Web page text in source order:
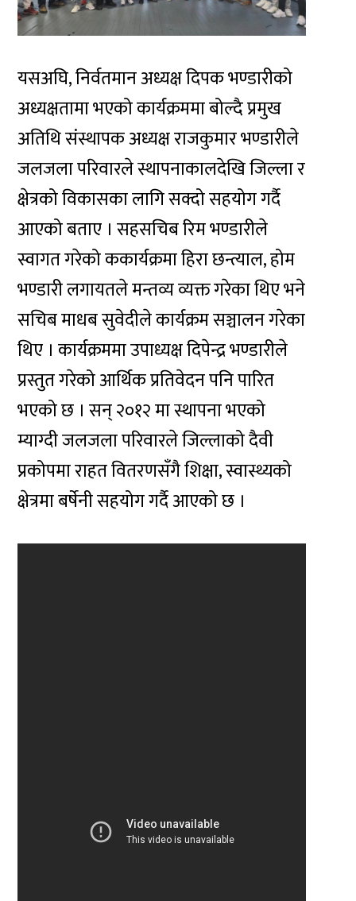
यसअघि, निर्वतमान अध्यक्ष दिपक भण्डारीको
अध्यक्षतामा भएको कार्यक्रममा बोल्दै प्रमुख
अतिथि संस्थापक अध्यक्ष राजकुमार भण्डारीले
जलजला परिवारले स्थापनाकालदेखि जिल्ला र
क्षेत्रको विकासका लागि सक्दो सहयोग गर्दै
आएको बताए । सहसचिब रिम भण्डारीले
स्वागत गरेको ककार्यक्रमा हिरा छन्त्याल, होम
भण्डारी लगायतले मन्तव्य व्यक्त गरेका थिए भने
सचिब माधब सुवेदीले कार्यक्रम सञ्चालन गरेका
थिए । कार्यक्रममा उपाध्यक्ष दिपेन्द्र भण्डारीले
प्रस्तुत गरेको आर्थिक प्रतिवेदन पनि पारित
भएको छ । सन् २०१२ मा स्थापना भएको
म्याग्दी जलजला परिवारले जिल्लाको दैवी
प्रकोपमा राहत वितरणसँगै शिक्षा, स्वास्थ्यको
क्षेत्रमा बर्षेनी सहयोग गर्दै आएको छ ।